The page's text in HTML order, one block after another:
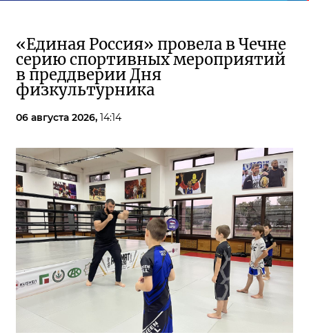
«Единая Россия» провела в Чечне
серию спортивных мероприятий
в преддверии Дня
физкультурника
06 августа 2026, 14:14